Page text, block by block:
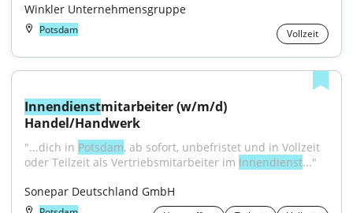
Winkler Unternehmensgruppe
Potsdam Vollzeit
Innendienstmitarbeiter (w/m/d)
Handel/Handwerk
"...dich in Potsdam, ab sofort, unbefristet und in Vollzeit
oder Teilzeit als Vertriebsmitarbeiter im Innendienst..."
Sonepar Deutschland GmbH